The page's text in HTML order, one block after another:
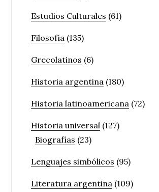
Estudios Culturales (61)
Filosofía (135)
Grecolatinos (6)
Historia argentina (180)
Historia latinoamericana (72)
Historia universal (127)
Biografías (23)
Lenguajes simbólicos (95)
Literatura argentina (109)